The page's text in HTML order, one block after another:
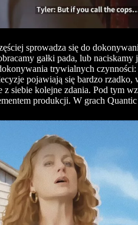
sprowadza się do
gałki pada, lub
trywialnych
pojawiają się bardzo
z siebie kolejne zdania. Pod tym
produkcji. W grach